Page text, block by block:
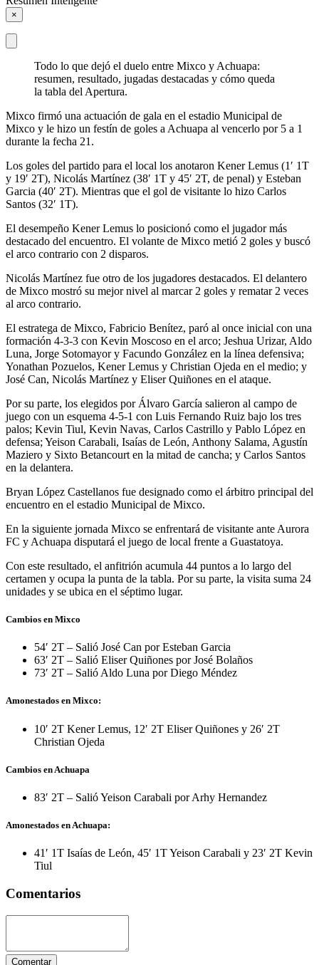
×
Todo lo que dejó el duelo entre Mixco y Achuapa:
resumen, resultado, jugadas destacadas y cómo queda
la tabla del Apertura.
Mixco firmó una actuación de gala en el estadio Municipal de
Mixco y le hizo un festín de goles a Achuapa al vencerlo por 5 a 1
durante la fecha 21.
Los goles del partido para el local los anotaron Kener Lemus (1′ 1T
y 19′ 2T), Nicolás Martínez (38′ 1T y 45′ 2T, de penal) y Esteban
Garcia (40′ 2T). Mientras que el gol de visitante lo hizo Carlos
Santos (32′ 1T).
El desempeño Kener Lemus lo posicionó como el jugador más
destacado del encuentro. El volante de Mixco metió 2 goles y buscó
el arco contrario con 2 disparos.
Nicolás Martínez fue otro de los jugadores destacados. El delantero
de Mixco mostró su mejor nivel al marcar 2 goles y rematar 2 veces
al arco contrario.
El estratega de Mixco, Fabricio Benítez, paró al once inicial con una
formación 4-3-3 con Kevin Moscoso en el arco; Jeshua Urizar, Aldo
Luna, Jorge Sotomayor y Facundo González en la línea defensiva;
Yonathan Pozuelos, Kener Lemus y Christian Ojeda en el medio; y
José Can, Nicolás Martínez y Eliser Quiñones en el ataque.
Por su parte, los elegidos por Álvaro García salieron al campo de
juego con un esquema 4-5-1 con Luis Fernando Ruiz bajo los tres
palos; Kevin Tiul, Kevin Navas, Carlos Castrillo y Pablo López en
defensa; Yeison Carabali, Isaías de León, Anthony Salama, Agustín
Maziero y Sixto Betancourt en la mitad de cancha; y Carlos Santos
en la delantera.
Bryan López Castellanos fue designado como el árbitro principal del
encuentro en el estadio Municipal de Mixco.
En la siguiente jornada Mixco se enfrentará de visitante ante Aurora
FC y Achuapa disputará el juego de local frente a Guastatoya.
Con este resultado, el anfitrión acumula 44 puntos a lo largo del
certamen y ocupa la punta de la tabla. Por su parte, la visita suma 24
unidades y se ubica en el séptimo lugar.
Cambios en Mixco
54′ 2T – Salió José Can por Esteban Garcia
63′ 2T – Salió Eliser Quiñones por José Bolaños
73′ 2T – Salió Aldo Luna por Diego Méndez
Amonestados en Mixco:
10′ 2T Kener Lemus, 12′ 2T Eliser Quiñones y 26′ 2T
Christian Ojeda
Cambios en Achuapa
83′ 2T – Salió Yeison Carabali por Arhy Hernandez
Amonestados en Achuapa:
41′ 1T Isaías de León, 45′ 1T Yeison Carabali y 23′ 2T Kevin
Tiul
Comentarios
Comentar